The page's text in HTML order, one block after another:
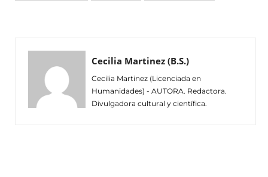
Cecilia Martinez (B.S.)
Cecilia Martinez (Licenciada en
Humanidades) - AUTORA. Redactora.
Divulgadora cultural y científica.